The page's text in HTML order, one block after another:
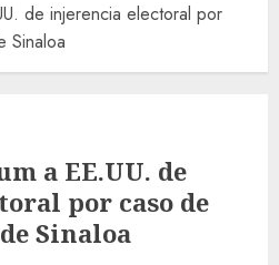
de injerencia electoral por
Sinaloa
a EE.UU. de
por caso de
Sinaloa